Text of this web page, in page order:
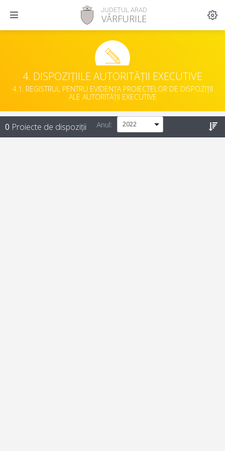
JUDEȚUL ARAD
VÂRFURILE
4. DISPOZIȚIILE AUTORITĂȚII EXECUTIVE
4.1. REGISTRUL PENTRU EVIDENȚA PROIECTELOR DE DISPOZIȚII
ALE AUTORITĂȚII EXECUTIVE
0 Proiecte de dispoziții Anul: